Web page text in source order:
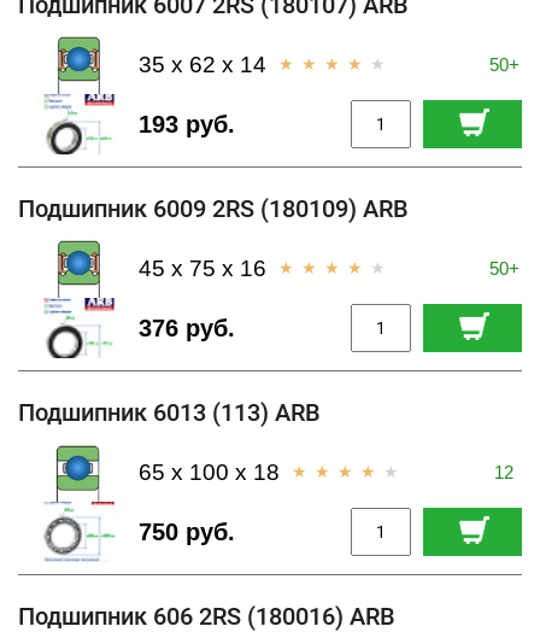
50+
193 руб.
35 x 62 x 14
Подшипник 6009 2RS (180109) ARB
50+
376 руб.
45 x 75 x 16
Подшипник 6013 (113) ARB
12
750 руб.
65 x 100 x 18
Подшипник 606 2RS (180016) ARB